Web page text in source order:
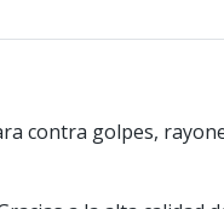
contra golpes,